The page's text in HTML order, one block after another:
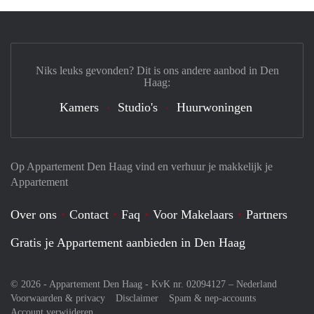
Op Appartement Den Haag vind en verhuur je makkelijk je
Appartement
Over ons Contact Faq Voor Makelaars
Partners
Gratis je Appartement aanbieden in Den Haag
© 2026 - Appartement Den Haag - KvK nr. 02094127 – Nederland
Voorwaarden & privacy
Disclaimer
Spam & nep-accounts
Niks leuks gevonden? Dit is ons andere aanbod in Den
Haag:
Kamers Studio's Huurwoningen